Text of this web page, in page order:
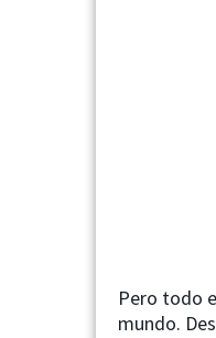
Pero todo
mundo.